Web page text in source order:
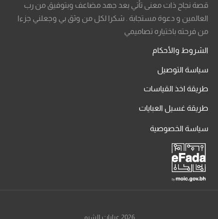
قصة نجاح ذات معنى تأتي بعد جهد مضاعف وبتوفيق من رب
العالمين و دعوة مستجابة . شكرا لكل من وثق بي وجعلني جزءا
من فرحته باختياره تصاميمي
الشروط والأحكام
سياسة التوصيل
طريقة اخذ القياسات
طريقة غسيل العبايات
سياسة الخصوصية
2026 عبايات الشيم